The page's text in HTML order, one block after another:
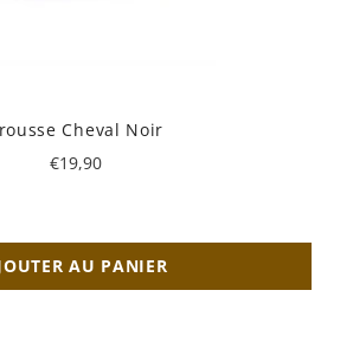
Cheval Noir
Prix
€19,90
AU PANIER